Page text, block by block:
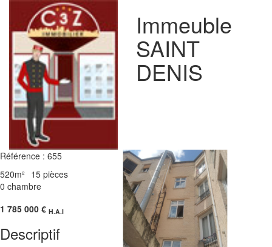
Immeuble
SAINT
DENIS
Référence : 655
520m² 15 pièces
0 chambre
1 785 000 € H.A.I
Descriptif